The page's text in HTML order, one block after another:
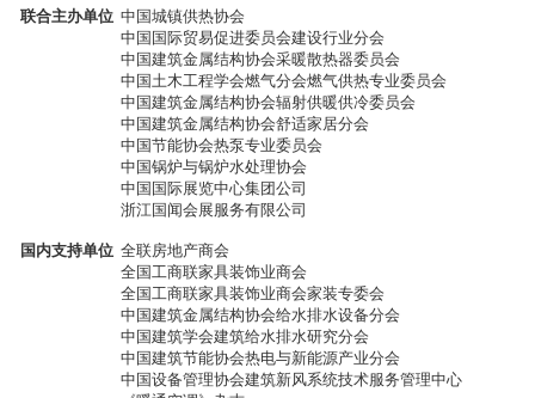
联合主办单位 中国城镇供热协会
中国国际贸易促进委员会建设行业分会
中国建筑金属结构协会采暖散热器委员会
中国土木工程学会燃气分会燃气供热专业委员会
中国建筑金属结构协会辐射供暖供冷委员会
中国建筑金属结构协会舒适家居分会
中国节能协会热泵专业委员会
中国锅炉与锅炉水处理协会
中国国际展览中心集团公司
浙江国闻会展服务有限公司
国内支持单位 全联房地产商会
全国工商联家具装饰业商会
全国工商联家具装饰业商会家装专委会
中国建筑金属结构协会给水排水设备分会
中国建筑学会建筑给水排水研究分会
中国建筑节能协会热电与新能源产业分会
中国设备管理协会建筑新风系统技术服务管理中心